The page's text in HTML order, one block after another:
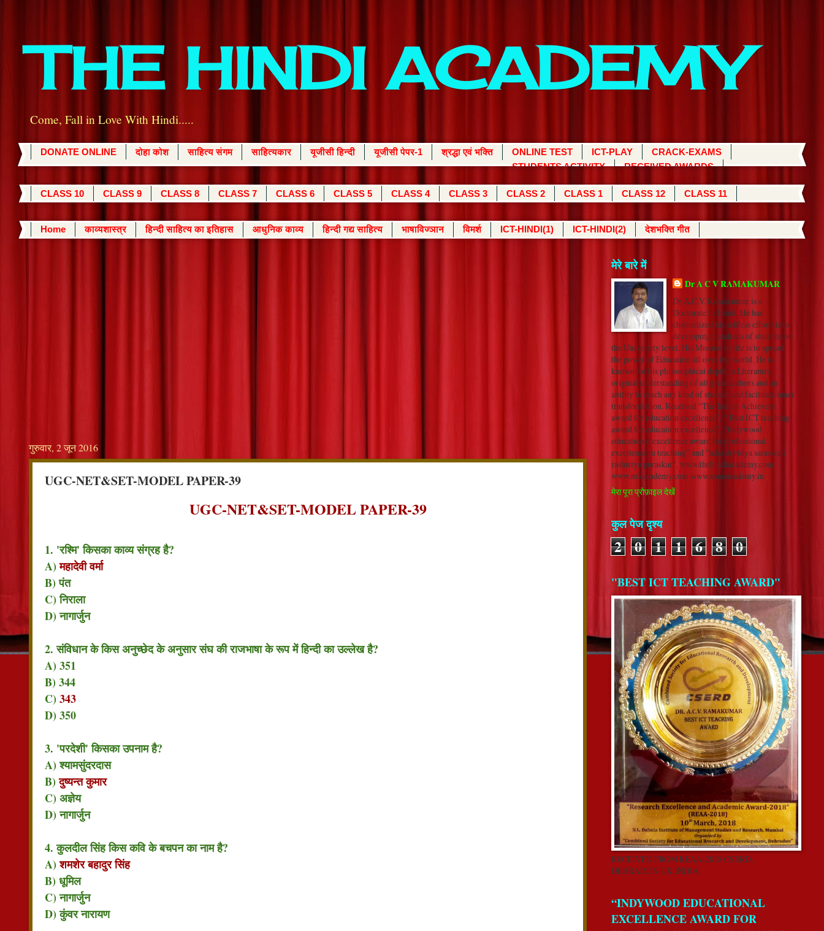
THE HINDI ACADEMY
Come, Fall in Love With Hindi.....
DONATE ONLINE दोहा कोश साहित्य संगम साहित्यकार यूजीसी हिन्दी यूजीसी पेपर-1 श्रद्धा एवं भक्ति ONLINE TEST ICT-PLAY
CRACK-EXAMS
STUDENTS ACTIVITY
RECEIVED AWARDS
CLASS 10 CLASS 9 CLASS 8 CLASS 7 CLASS 6 CLASS 5 CLASS 4 CLASS 3 CLASS 2 CLASS 1 CLASS 12 CLASS 11
Home काव्यशास्त्र हिन्दी साहित्य का इतिहास आधुनिक काव्य हिन्दी गद्य साहित्य भाषाविज्ञान विमर्श ICT-HINDI(1) ICT-HINDI(2) देशभक्ति गीत
गुरुवार, 2 जून 2016
UGC-NET&SET-MODEL PAPER-39
UGC-NET&SET-MODEL PAPER-39
1. 'रश्मि' किसका काव्य संग्रह है?
A)महादेवी वर्मा
B) पंत
C) निराला
D) नागार्जुन
2. संविधान के किस अनुच्छेद के अनुसार संघ की राजभाषा के रूप में हिन्दी का उल्लेख है?
A) 351
B) 344
C) 343
D) 350
3. 'परदेशी' किसका उपनाम है?
A) श्यामसुंदरदास
B)दुष्यन्त कुमार
C) अज्ञेय
D) नागार्जुन
4. कुलदील सिंह किस कवि के बचपन का नाम है?
A)शमशेर बहादुर सिंह
B) धूमिल
C) नागार्जुन
D) कुंवर नारायण
मेरे बारे में
Dr A C V RAMAKUMAR
Dr A.C.V. Ramakumar is a
Doctorate in Hindi. He has
channelized his selfless efforts into
developing hundreds of students on
the University level. His Mission in life is to spread
the power of Education all over the world. He is
known for his philosophical depth in Literature,
original understanding of all great authors and an
ability to reach any kind of student and facilitate inner
transformation. Received “The Indian Achievers’
award for education excellence”, “ Best ICT teaching
award for education excellence”, “Indywood
educational excellence award for professional
excellence in teaching” and "adarsh vidya saraswati
rashtriya puraskar". www.thehindiacademy.com
www.nrkacademy.com www.sonuacademy.in
मेरा पूरा प्रोफ़ाइल देखें
कुल पेज दृश्य
2 0 1 1 6 8 0
"BEST ICT TEACHING AWARD"
RECEIVED FROM REAA-2018 CSERD,
DEHRADUN,UK,INDIA.
“INDYWOOD EDUCATIONAL
EXCELLENCE AWARD FOR